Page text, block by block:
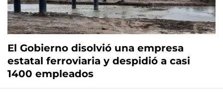
El Gobierno disolvió una empresa
estatal ferroviaria y despidió a casi
1400 empleados